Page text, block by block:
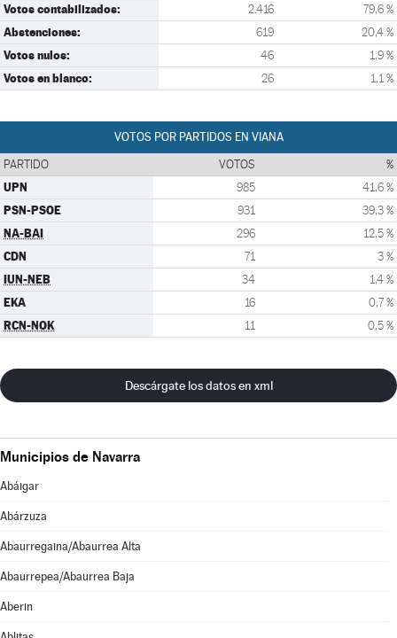
Votos contabilizados: 2.416 79,6 %
Abstenciones: 619 20,4 %
Votos nulos: 46 1,9 %
Votos en blanco: 26 1,1 %
VOTOS POR PARTIDOS EN VIANA
PARTIDO VOTOS %
UPN 985 41,6 %
PSN-PSOE 931 39,3 %
NA-BAI 296 12,5 %
CDN 71 3 %
IUN-NEB 34 1,4 %
EKA 16 0,7 %
RCN-NOK 11 0,5 %
Descárgate los datos en xml
Municipios de Navarra
Abáigar
Abárzuza
Abaurregaina/Abaurrea Alta
Abaurrepea/Abaurrea Baja
Aberin